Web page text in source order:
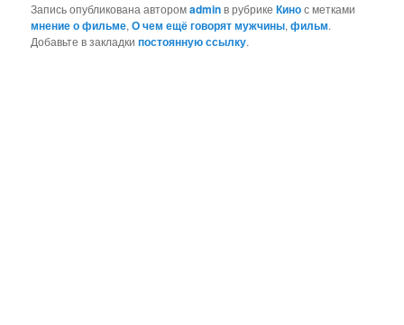
Запись опубликована авторомadminв рубрикеКинос метками
мнение о фильме,О чем ещё говорят мужчины,фильм.
Добавьте в закладкипостоянную ссылку.